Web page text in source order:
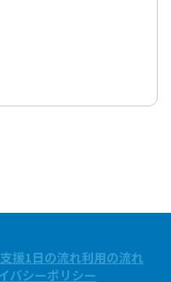
援1日の流れ利用の流れ
バシーポリシー